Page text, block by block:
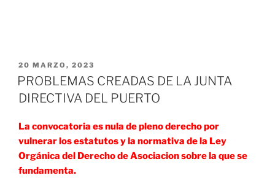
PUBLICADO
EL
20 MARZO, 2023
PROBLEMAS CREADAS DE LA JUNTA
DIRECTIVA DEL PUERTO
La convocatoria es nula de pleno derecho por
vulnerar los estatutos y la normativa de la Ley
Orgánica del Derecho de Asociacion sobre la que se
fundamenta.